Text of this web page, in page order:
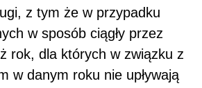
z tym że w przypadku
w sposób ciągły przez
rok, dla których w związku z
w danym roku nie upływają